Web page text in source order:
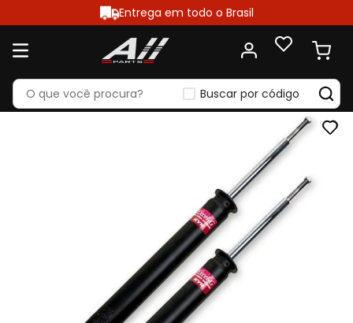
Entrega em todo o Brasil
Buscar por código